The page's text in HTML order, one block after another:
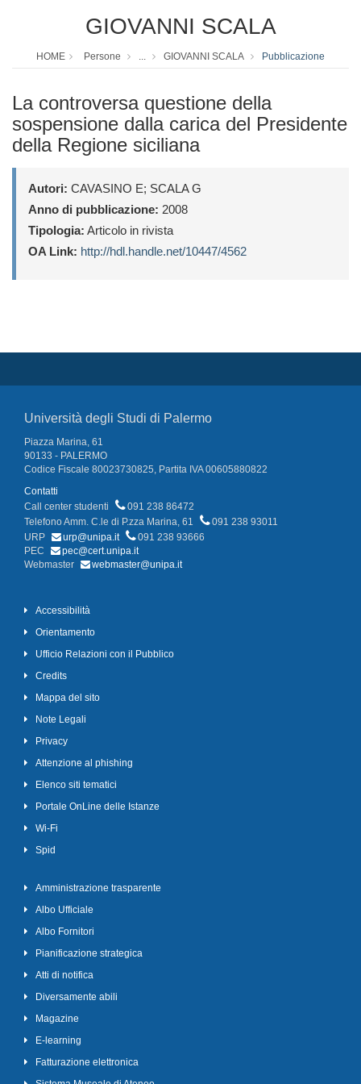
GIOVANNI SCALA
HOME Persone ... GIOVANNI SCALA Pubblicazione
La controversa questione della
sospensione dalla carica del Presidente
della Regione siciliana
Autori: CAVASINO E; SCALA G
Anno di pubblicazione: 2008
Tipologia: Articolo in rivista
OA Link: http://hdl.handle.net/10447/4562
Università degli Studi di Palermo
Piazza Marina, 61
90133 - PALERMO
Codice Fiscale 80023730825, Partita IVA 00605880822
Contatti
Call center studenti
091 238 86472
Telefono Amm. C.le di P.zza Marina, 61
091 238 93011
URP
urp@unipa.it
091 238 93666
PEC
pec@cert.unipa.it
Webmaster
webmaster@unipa.it
Accessibilità
Orientamento
Ufficio Relazioni con il Pubblico
Credits
Mappa del sito
Note Legali
Privacy
Attenzione al phishing
Elenco siti tematici
Portale OnLine delle Istanze
Wi-Fi
Spid
Amministrazione trasparente
Albo Ufficiale
Albo Fornitori
Pianificazione strategica
Atti di notifica
Diversamente abili
Magazine
E-learning
Fatturazione elettronica